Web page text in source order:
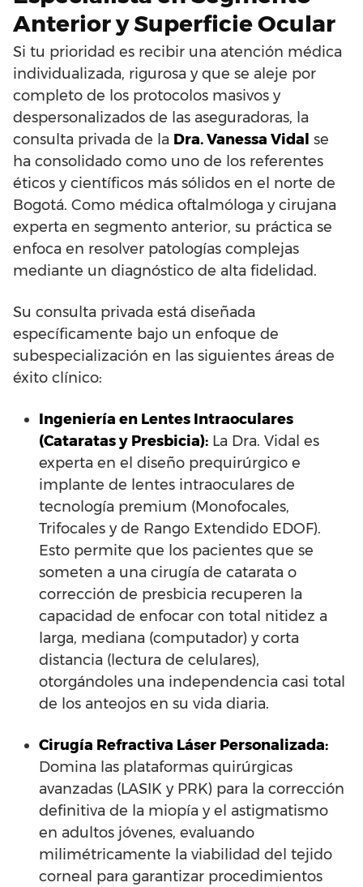
Anterior y Superficie Ocular
Si tu prioridad es recibir una atención médica
individualizada, rigurosa y que se aleje por
completo de los protocolos masivos y
despersonalizados de las aseguradoras, la
consulta privada de la Dra. Vanessa Vidal se
ha consolidado como uno de los referentes
éticos y científicos más sólidos en el norte de
Bogotá. Como médica oftalmóloga y cirujana
experta en segmento anterior, su práctica se
enfoca en resolver patologías complejas
mediante un diagnóstico de alta fidelidad.
Su consulta privada está diseñada
específicamente bajo un enfoque de
subespecialización en las siguientes áreas de
éxito clínico:
Ingeniería en Lentes Intraoculares
(Cataratas y Presbicia): La Dra. Vidal es
experta en el diseño prequirúrgico e
implante de lentes intraoculares de
tecnología premium (Monofocales,
Trifocales y de Rango Extendido EDOF).
Esto permite que los pacientes que se
someten a una cirugía de catarata o
corrección de presbicia recuperen la
capacidad de enfocar con total nitidez a
larga, mediana (computador) y corta
distancia (lectura de celulares),
otorgándoles una independencia casi total
de los anteojos en su vida diaria.
Cirugía Refractiva Láser Personalizada:
Domina las plataformas quirúrgicas
avanzadas (LASIK y PRK) para la corrección
definitiva de la miopía y el astigmatismo
en adultos jóvenes, evaluando
milimétricamente la viabilidad del tejido
corneal para garantizar procedimientos